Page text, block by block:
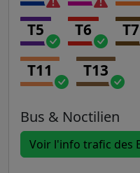
T5 T6 T7
T11 T13
Bus & Noctilien
Voir l'info trafic des